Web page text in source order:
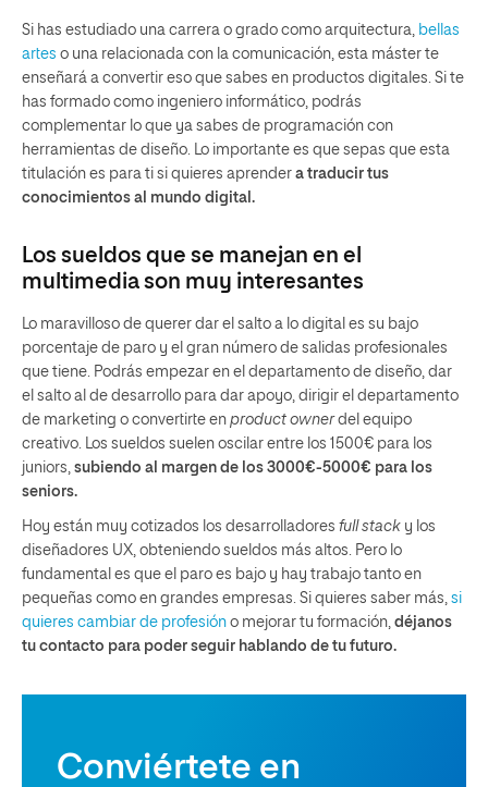
Si has estudiado una carrera o grado como arquitectura,
bellas
artes o una relacionada con la comunicación, esta máster te
enseñará a convertir eso que sabes en productos digitales. Si te
has formado como ingeniero informático, podrás
complementar lo que ya sabes de programación con
herramientas de diseño. Lo importante es que sepas que esta
titulación es para ti si quieres aprender a traducir tus
conocimientos al mundo digital.
Los sueldos que se manejan en el
multimedia son muy interesantes
Lo maravilloso de querer dar el salto a lo digital es su bajo
porcentaje de paro y el gran número de salidas profesionales
que tiene. Podrás empezar en el departamento de diseño, dar
el salto al de desarrollo para dar apoyo, dirigir el departamento
de marketing o convertirte en product ownerdel equipo
creativo. Los sueldos suelen oscilar entre los 1500€ para los
juniors, subiendo al margen de los 3000€-5000€ para los
seniors.
Hoy están muy cotizados los desarrolladores full stack y los
diseñadores UX, obteniendo sueldos más altos. Pero lo
fundamental es que el paro es bajo y hay trabajo tanto en
pequeñas como en grandes empresas. Si quieres saber más, si
quieres cambiar de profesión o mejorar tu formación, déjanos
tu contacto para poder seguir hablando de tu futuro.
Conviértete en